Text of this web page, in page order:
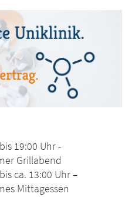
19:00 Uhr -
Grillabend
ca. 13:00 Uhr –
Mittagessen